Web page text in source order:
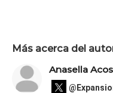
Más acerca del
Anasella